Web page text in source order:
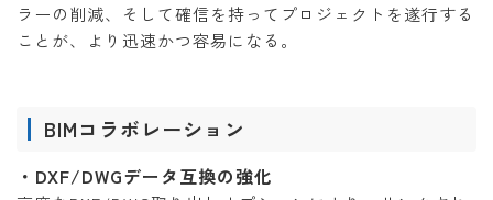
ラーの削減、そして確信を持ってプロジェクトを遂行する
ことが、より迅速かつ容易になる。
BIMコラボレーション
・DXF/DWGデータ互換の強化